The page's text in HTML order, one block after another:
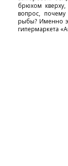
брюхом
вопрос,
рыбы? Именно
гипермаркета